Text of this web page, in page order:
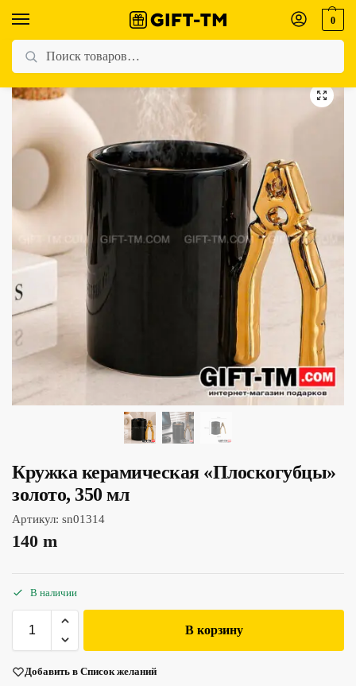
0
Главная Магазин / Для мужчин
Кружка керамическая «Плоскогубцы»
золото, 350 мл
Артикул: sn01314
140 m
В наличии
В корзину
Добавить в Список желаний